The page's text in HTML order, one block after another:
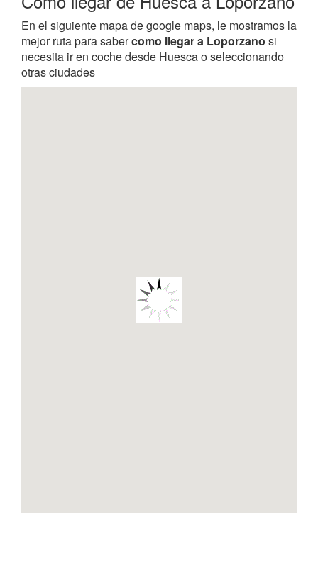
En el siguiente mapa de google maps, le mostramos la
mejor ruta para sabercomo llegar a Loporzano si
necesita ir en coche desde Huesca o seleccionando
otras ciudades